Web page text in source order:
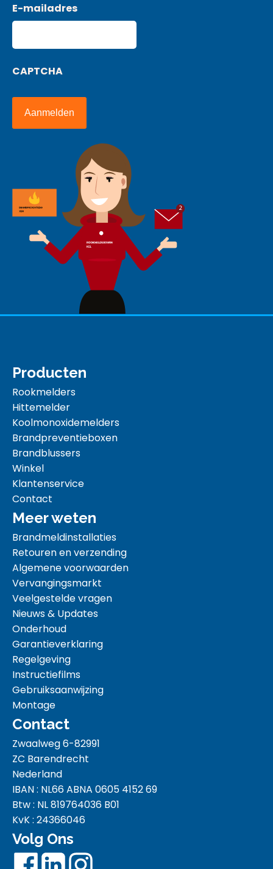
E-mailadres
CAPTCHA
Producten
Rookmelders
Hittemelder
Koolmonoxidemelders
Brandpreventieboxen
Brandblussers
Winkel
Klantenservice
Contact
Meer weten
Brandmeldinstallaties
Retouren en verzending
Algemene voorwaarden
Vervangingsmarkt
Veelgestelde vragen
Nieuws & Updates
Onderhoud
Garantieverklaring
Regelgeving
Instructiefilms
Gebruiksaanwijzing
Montage
Contact
Zwaalweg 6-82991
ZC Barendrecht
Nederland
IBAN : NL66 ABNA 0605 4152 69
Btw : NL 819764036 B01
KvK : 24366046
Volg Ons